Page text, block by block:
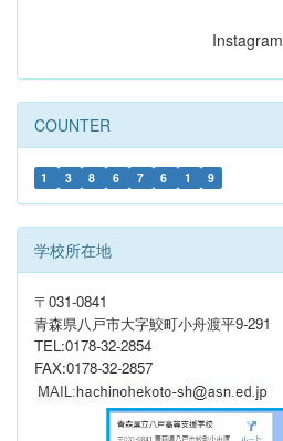
Instagram
COUNTER
1 3 8 6 7 6 1 9
学校所在地
〒031-0841
青森県八戸市大字鮫町小舟渡平9-291
TEL:0178-32-2854
FAX:0178-32-2857